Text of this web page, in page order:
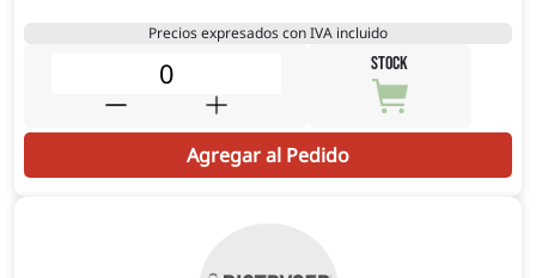
Precios expresados con IVA incluido
STOCK
Agregar al Pedido